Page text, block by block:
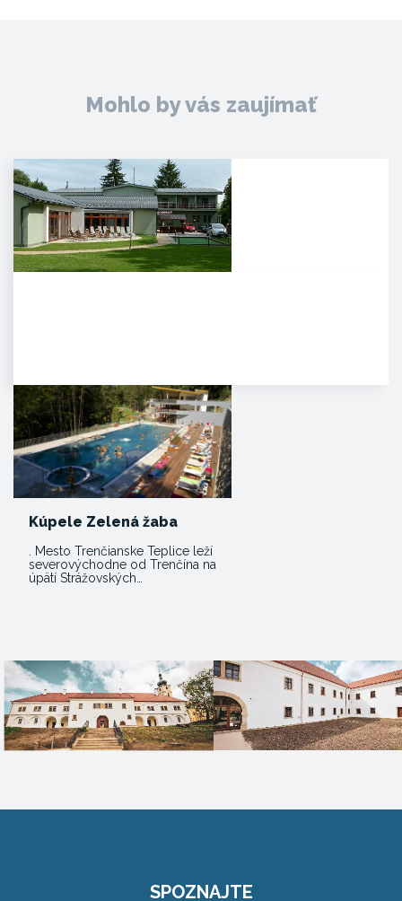
Mohlo by vás zaujímať
Kúpele Zelená žaba
. Mesto Trenčianske Teplice leží
severovýchodne od Trenčína na
úpätí Strážovských…
SPOZNAJTE